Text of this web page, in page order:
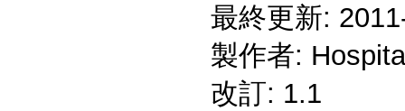
最終更新:
製作者:
改訂: 1.1